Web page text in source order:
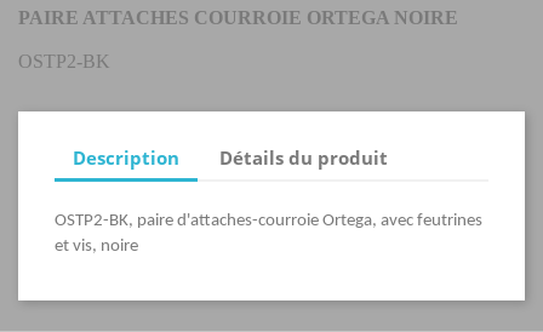
PAIRE ATTACHES COURROIE ORTEGA NOIRE
OSTP2-BK
Description Détails du produit
OSTP2-BK, paire d'attaches-courroie Ortega, avec feutrines
et vis, noire